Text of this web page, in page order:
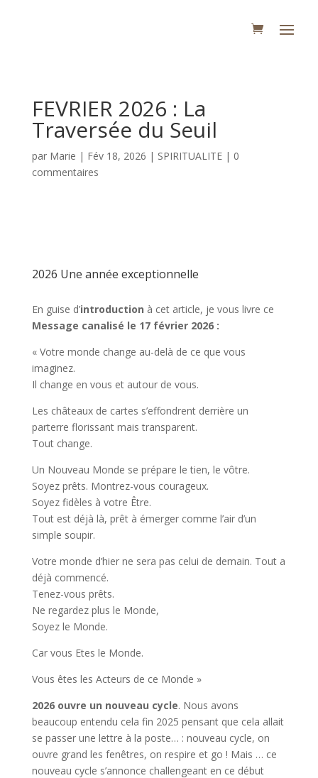
FEVRIER 2026 : La
Traversée du Seuil
par Marie | Fév 18, 2026 | SPIRITUALITE| 0
commentaires
2026 Une année exceptionnelle
En guise d’introduction à cet article, je vous livre ce
Message canalisé le 17 février 2026 :
« Votre monde change au-delà de ce que vous
imaginez.
Il change en vous et autour de vous.
Les châteaux de cartes s’effondrent derrière un
parterre florissant mais transparent.
Tout change.
Un Nouveau Monde se prépare le tien, le vôtre.
Soyez prêts. Montrez-vous courageux.
Soyez fidèles à votre Être.
Tout est déjà là, prêt à émerger comme l’air d’un
simple soupir.
Votre monde d’hier ne sera pas celui de demain. Tout a
déjà commencé.
Tenez-vous prêts.
Ne regardez plus le Monde,
Soyez le Monde.
Car vous Etes le Monde.
Vous êtes les Acteurs de ce Monde »
2026 ouvre un nouveau cycle. Nous avons
beaucoup entendu cela fin 2025 pensant que cela allait
se passer une lettre à la poste… : nouveau cycle, on
ouvre grand les fenêtres, on respire et go ! Mais … ce
nouveau cycle s’annonce challengeant en ce début